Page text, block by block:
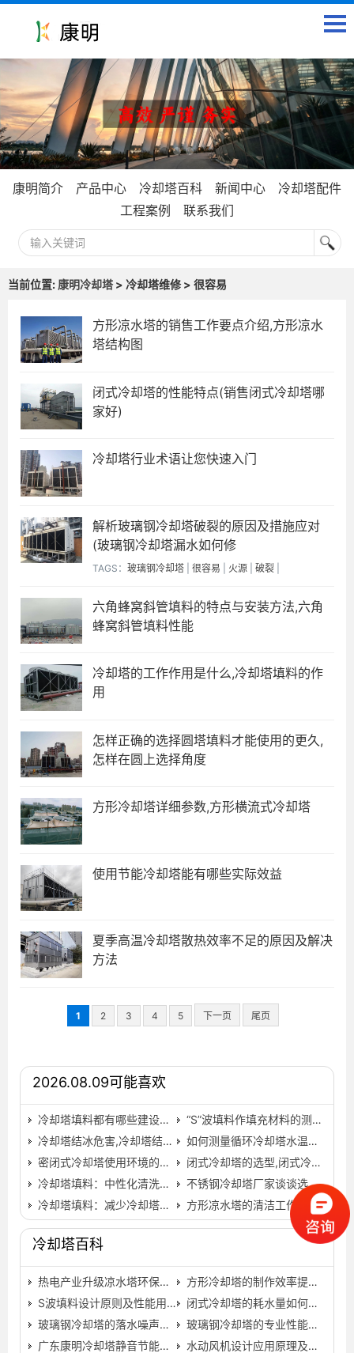
康明简介 产品中心 冷却塔百科 新闻中心
冷却塔配件
工程案例
联系我们
当前位置: 康明冷却塔> 冷却塔维修 > 很容易
方形凉水塔的销售工作要点介绍,方形凉水
塔结构图
闭式冷却塔的性能特点(销售闭式冷却塔哪
家好)
冷却塔行业术语让您快速入门
解析玻璃钢冷却塔破裂的原因及措施应对
(玻璃钢冷却塔漏水如何修
TAGS： 玻璃钢冷却塔 很容易 火源 破裂
六角蜂窝斜管填料的特点与安装方法,六角
蜂窝斜管填料性能
冷却塔的工作作用是什么,冷却塔填料的作
用
怎样正确的选择圆塔填料才能使用的更久,
怎样在圆上选择角度
方形冷却塔详细参数,方形横流式冷却塔
使用节能冷却塔能有哪些实际效益
夏季高温冷却塔散热效率不足的原因及解决
方法
1 2 3 4 5 下一页 尾页
2026.08.09可能喜欢
冷却塔填料都有哪些建设标准,冷却塔填料都有哪些材质…
“S”波填料作填充材料的测试方法及如何选择,s波填料…
冷却塔结冰危害,冷却塔结冰图片
如何测量循环冷却塔水温度？,如何测量冷却速率…
密闭式冷却塔使用环境的注意事项,密闭式 冷却塔 哪个好…
闭式冷却塔的选型,闭式冷却塔厂家联系方式…
冷却塔填料：中性化清洗剂的特点(冷却塔填料清洗剂)…
不锈钢冷却塔厂家谈谈选择冷却塔填料时应考虑哪几方面?(…
冷却塔填料：减少冷却塔填料堵塞的三种方法是什么？(冷却塔…
方形凉水塔的清洁工作和重要,方形凉水塔结构图…
冷却塔百科
热电产业升级凉水塔环保标准在提高
方形冷却塔的制作效率提升关键介绍,方形冷却塔安装步骤…
S波填料设计原则及性能用途,s波填料
闭式冷却塔的耗水量如何处理,闭式冷却塔厂家联系方式…
玻璃钢冷却塔的落水噪声和其防治措施,玻璃钢冷却塔结构…
玻璃钢冷却塔的专业性能要如何来保障,圆形玻璃钢冷却塔…
广东康明冷却塔静音节能冷却塔的优势有哪些…
水动风机设计应用原理及其特点,风机和压缩机设计与应用 …